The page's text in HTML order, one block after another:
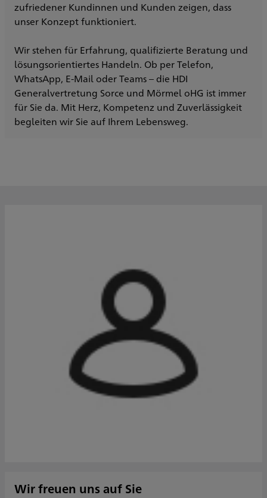
zufriedener Kundinnen und Kunden zeigen, dass
unser Konzept funktioniert.
Wir stehen für Erfahrung, qualifizierte Beratung und
lösungsorientiertes Handeln. Ob per Telefon,
WhatsApp, E-Mail oder Teams – die HDI
Generalvertretung Sorce und Mörmel oHG ist immer
für Sie da. Mit Herz, Kompetenz und Zuverlässigkeit
begleiten wir Sie auf Ihrem Lebensweg.
Wir freuen uns auf Sie